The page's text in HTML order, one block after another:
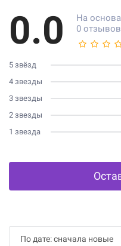
0.0
На
0 отзывов
5 звёзд
4 звезды
3 звезды
2 звезды
1 звезда
По дате: сначала новые